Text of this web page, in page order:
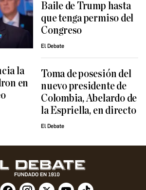
la
en
Baile de Trump hasta
que tenga permiso del
Congreso
El Debate
Toma de posesión del
nuevo presidente de
Colombia, Abelardo de
la Espriella, en directo
El Debate